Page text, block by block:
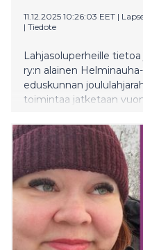
11.12.2025 10:26:03 EET |
| Tiedote
Lahjasoluperheille
ry:n alainen
eduskunnan
toimintaa jatketaan
tarvitsevat tukea
puhumiseen.
ainutlaatuista.